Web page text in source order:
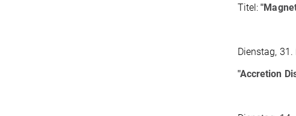
Titel:
Dienstag, 31.
"Accretion